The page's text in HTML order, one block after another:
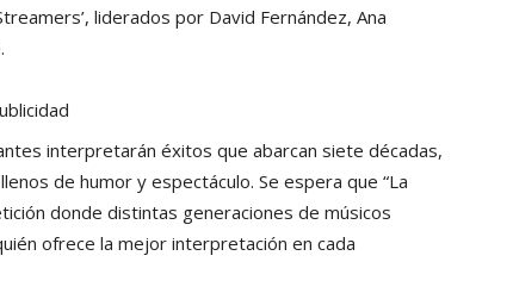
liderados por David Fernández, Ana
interpretarán éxitos que abarcan siete décadas,
de humor y espectáculo. Se espera que “La
donde distintas generaciones de músicos
ofrece la mejor interpretación en cada